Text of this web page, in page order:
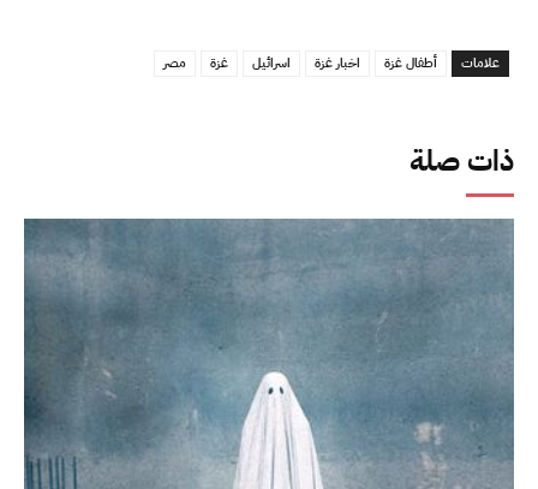
ذات صلة
علامات أطفال غزة اخبار غزة اسرائيل غزة مصر